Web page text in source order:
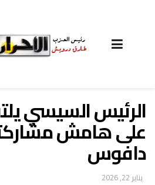
الرئيس السيسي
على هامش
دافوس
يناير 22, 2026